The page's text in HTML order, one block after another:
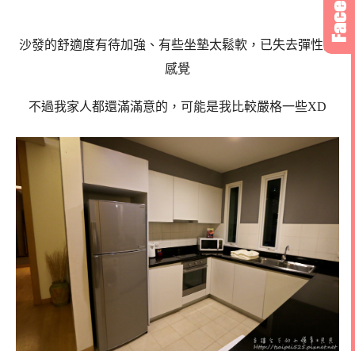
沙發的舒適度有待加強、有些坐墊太鬆軟，已失去彈性的
感覺
不過我家人都還滿滿意的，可能是我比較嚴格一些XD